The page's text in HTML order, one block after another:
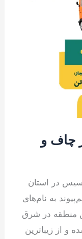
چاف و
در استان
به نام‌های
منطقه در شرق
و از زیباترین